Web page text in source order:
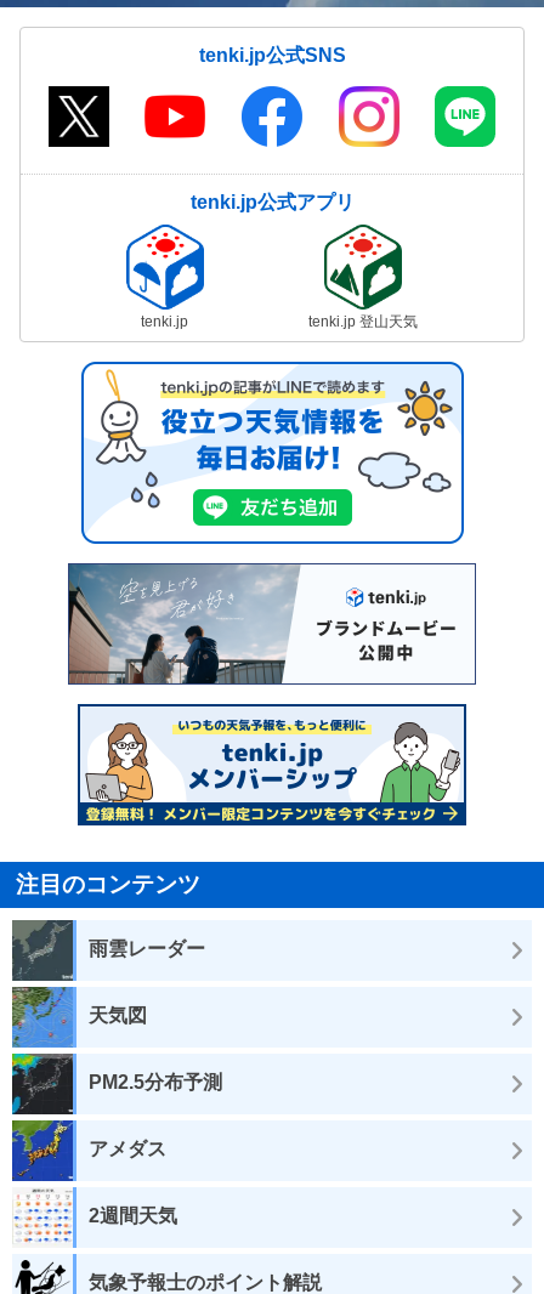
tenki.jp公式SNS
tenki.jp公式アプリ
tenki.jp tenki.jp 登山天気
注目のコンテンツ
雨雲レーダー
天気図
PM2.5分布予測
アメダス
2週間天気
気象予報士のポイント解説